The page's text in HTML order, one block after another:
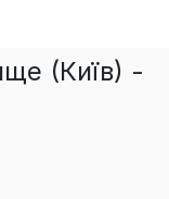
(Київ) -